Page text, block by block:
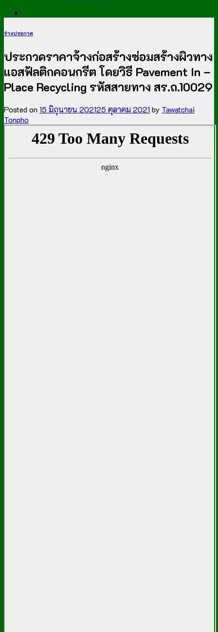
ร่างประกาศ
ประกวดราคาจ้างก่อสร้างซ่อมสร้างผิวทาง
แอสฟัลติกคอนกรีต โดยวิธี Pavement In –
Place Recycling รหัสสายทาง สร.ถ.10029
Posted on 15 มิถุนายน 202125 ตุลาคม 2021 by Tawatchai
Tonpho